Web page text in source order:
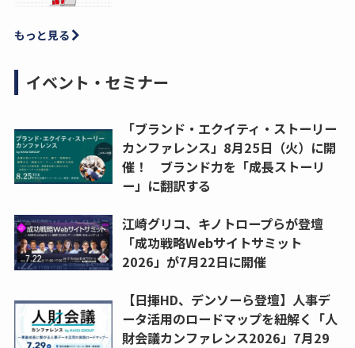
もっと見る
イベント・セミナー
「ブランド・エクイティ・ストーリー
カンファレンス」8月25日（火）に開
催！ ブランド力を「成長ストーリ
ー」に翻訳する
江崎グリコ、キノトロープらが登壇
「成功戦略Webサイトサミット
2026」が7月22日に開催
【日揮HD、デンソーら登壇】人事デ
ータ活用のロードマップを紐解く「人
財会議カンファレンス2026」7月29